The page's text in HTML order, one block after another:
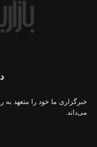
خبرگزاری ما خود را متعهد به
می‌داند.